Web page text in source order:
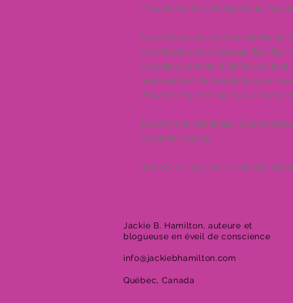
l'évolution et le cheminement de chacun.
Les textes me sont dictés mentalement
l’ordinateur et je les partage dans
le contenu, sont tout à fait hors de mon
responsable de l'interprétation que
déciderez de poser suite à la lecture de
Lors de votre commande, vous
la marche à suivre.
Adressez vos questions à
Jackie B. Hamilton, auteure et
blogueuse en éveil de conscience
info@jackiebhamilton.com
Québec, Canada